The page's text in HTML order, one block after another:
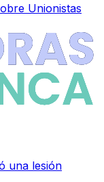
Unionistas
una lesión